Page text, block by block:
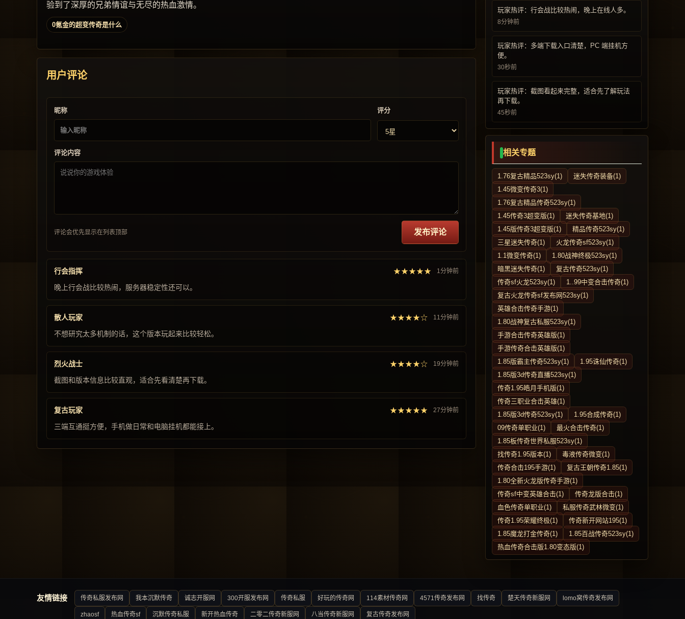
验到了深厚的兄弟情谊与无尽的热血激情。
0氪金的超变传奇是什么
用户评论
昵称 评分
评论内容
评论会优先显示在列表顶部 发布评论
行会指挥 ★★★★★ 1分钟前
晚上行会战比较热闹，服务器稳定性还可以。
散人玩家 ★★★★☆ 11分钟前
不想研究太多机制的话，这个版本玩起来比较轻松。
烈火战士 ★★★★☆ 19分钟前
截图和版本信息比较直观，适合先看清楚再下载。
复古玩家 ★★★★★ 27分钟前
三端互通挺方便，手机做日常和电脑挂机都能接上。
玩家热评：行会战比较热闹，晚上在线人多。
8分钟前
玩家热评：多端下载入口清楚，PC 端挂机方
便。
30秒前
玩家热评：截图看起来完整，适合先了解玩法
再下载。
45秒前
相关专题
1.76复古精品523sy(1)
迷失传奇装备(1)
1.45微变传奇3(1)
1.76复古精品传奇523sy(1)
1.45传奇3超变版(1)
迷失传奇基地(1)
1.45版传奇3超变版(1)
精品传奇523sy(1)
三星迷失传奇(1)
火龙传奇sf523sy(1)
1.1微变传奇(1)
1.80战神终极523sy(1)
暗黑迷失传奇(1)
复古传奇523sy(1)
传奇sf火龙523sy(1)
1..99中变合击传奇(1)
复古火龙传奇sf发布网523sy(1)
英雄合击传奇手游(1)
1.80战神复古私服523sy(1)
手游合击传奇英雄版(1)
手游传奇合击英雄版(1)
1.85版霸主传奇523sy(1)
1.95诛仙传奇(1)
1.85版3d传奇直播523sy(1)
传奇1.95皓月手机版(1)
传奇三职业合击英雄(1)
1.85版3d传奇523sy(1)
1.95合成传奇(1)
09传奇单职业(1)
最火合击传奇(1)
1.85板传奇世界私服523sy(1)
找传奇1.95版本(1)
毒液传奇微变(1)
传奇合击195手游(1)
复古王朝传奇1.85(1)
1.80全新火龙版传奇手游(1)
传奇sf中变英雄合击(1)
传奇龙版合击(1)
血色传奇单职业(1)
私服传奇武林微变(1)
传奇1.95荣耀终极(1)
传奇新开网站195(1)
1.85魔龙打金传奇(1)
1.85百战传奇523sy(1)
热血传奇合击版1.80变态版(1)
友情链接 传奇私服发布网 我本沉默传奇 诚志开服网 300开服发布网 传奇私服 好玩的传奇网 114素材传奇网 4571传奇发布网 找传奇 楚天传奇新服网 lomo窝传奇发布网
zhaosf 热血传奇sf 沉默传奇私服 新开热血传奇 二零二传奇新服网 八当传奇新服网 复古传奇发布网